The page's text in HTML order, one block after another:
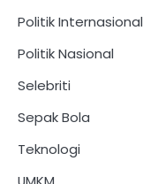
Politik Internasional
Politik Nasional
Selebriti
Sepak Bola
Teknologi